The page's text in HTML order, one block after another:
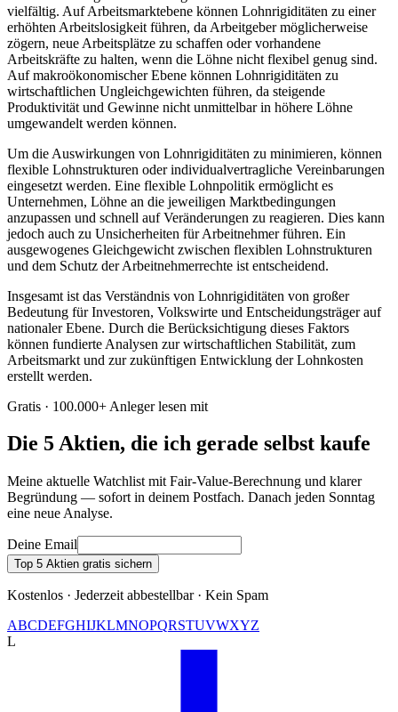
vielfältig. Auf Arbeitsmarktebene können Lohnrigiditäten zu einer
erhöhten Arbeitslosigkeit führen, da Arbeitgeber möglicherweise
zögern, neue Arbeitsplätze zu schaffen oder vorhandene
Arbeitskräfte zu halten, wenn die Löhne nicht flexibel genug sind.
Auf makroökonomischer Ebene können Lohnrigiditäten zu
wirtschaftlichen Ungleichgewichten führen, da steigende
Produktivität und Gewinne nicht unmittelbar in höhere Löhne
umgewandelt werden können.
Um die Auswirkungen von Lohnrigiditäten zu minimieren, können
flexible Lohnstrukturen oder individualvertragliche Vereinbarungen
eingesetzt werden. Eine flexible Lohnpolitik ermöglicht es
Unternehmen, Löhne an die jeweiligen Marktbedingungen
anzupassen und schnell auf Veränderungen zu reagieren. Dies kann
jedoch auch zu Unsicherheiten für Arbeitnehmer führen. Ein
ausgewogenes Gleichgewicht zwischen flexiblen Lohnstrukturen
und dem Schutz der Arbeitnehmerrechte ist entscheidend.
Insgesamt ist das Verständnis von Lohnrigiditäten von großer
Bedeutung für Investoren, Volkswirte und Entscheidungsträger auf
nationaler Ebene. Durch die Berücksichtigung dieses Faktors
können fundierte Analysen zur wirtschaftlichen Stabilität, zum
Arbeitsmarkt und zur zukünftigen Entwicklung der Lohnkosten
erstellt werden.
Gratis · 100.000+ Anleger lesen mit
Die 5 Aktien, die ich gerade selbst kaufe
Meine aktuelle Watchlist mit Fair-Value-Berechnung und klarer
Begründung — sofort in deinem Postfach. Danach jeden Sonntag
eine neue Analyse.
Deine Email
Top 5 Aktien gratis sichern
Kostenlos · Jederzeit abbestellbar · Kein Spam
ABCDEFGHIJKLMNOPQRSTUVWXYZ
L